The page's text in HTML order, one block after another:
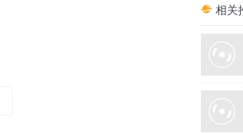
相关